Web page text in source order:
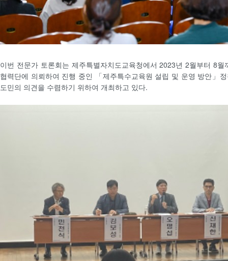
이번 전문가 토론회는 제주특별자치도교육청에서 2023년 2월부터 8월
협력단에 의뢰하여 진행 중인 「제주특수교육원 설립 및 운영 방안」
도민의 의견을 수렴하기 위하여 개최하고 있다.